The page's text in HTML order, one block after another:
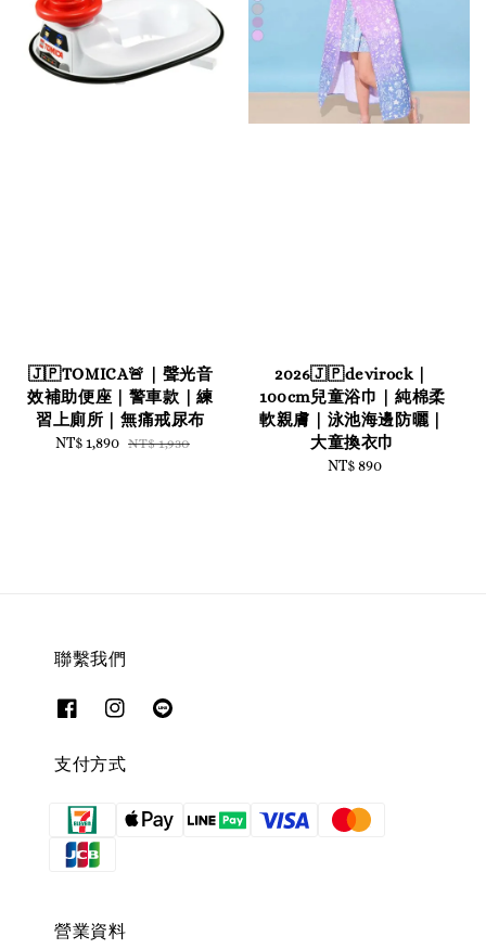
🇯🇵TOMICA🚨｜聲光音
效補助便座｜警車款｜練
習上廁所｜無痛戒尿布
Sale
NT$ 1,890 Regular
NT$ 1,930
2026🇯🇵devirock｜
100cm兒童浴巾｜純棉柔
軟親膚｜泳池海邊防曬｜
大童換衣巾
Regular
NT$ 890
聯繫我們
支付方式
營業資料